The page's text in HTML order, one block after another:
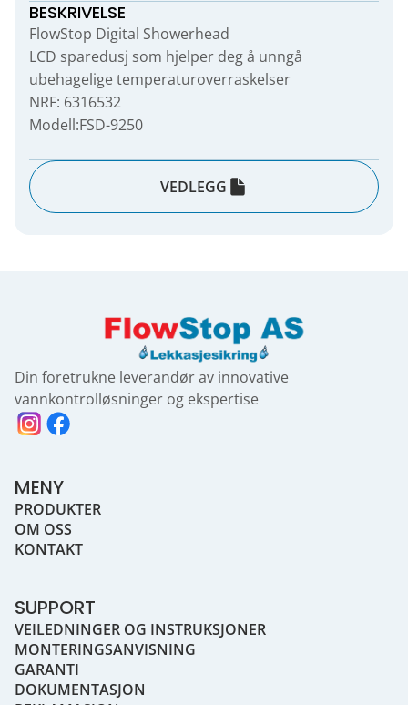
BESKRIVELSE
FlowStop Digital Showerhead
LCD sparedusj som hjelper deg å unngå
ubehagelige temperaturoverraskelser
NRF: 6316532
Modell:FSD-9250
VEDLEGG
Din foretrukne leverandør av innovative
vannkontrolløsninger og ekspertise
MENY
PRODUKTER
OM OSS
KONTAKT
SUPPORT
VEILEDNINGER OG INSTRUKSJONER
MONTERINGSANVISNING
GARANTI
DOKUMENTASJON